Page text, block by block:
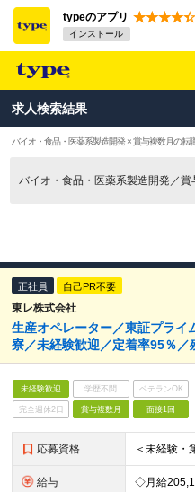
typeのアプリ
インストール
求人検索結果
バイオ・食品・医薬系製造開発 × 賞与複数月の転
バイオ・食品・医薬系製造開発／賞
正社員 自己PR不要
東レ株式会社
生産オペレーター／東証プライ
寮／未経験歓迎／定着率95％／
未経験歓迎 学歴不問 ベテランOK
完全週休2日 賞与複数月 面接1回
応募資格
給与